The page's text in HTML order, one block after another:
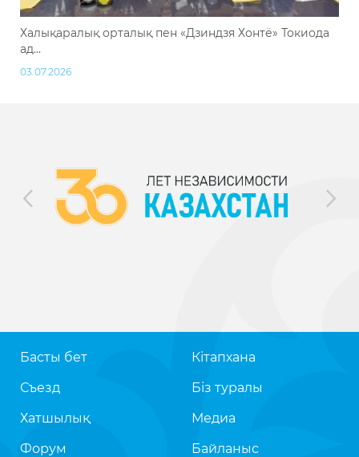
Халықаралық орталық пен «Дзиндзя Хонтё» Токиода
ад...
03.07.2026
Басты бет
Съезд
Хатшылық
Форум
Кітапхана
Біз туралы
Медиа
Байланыс